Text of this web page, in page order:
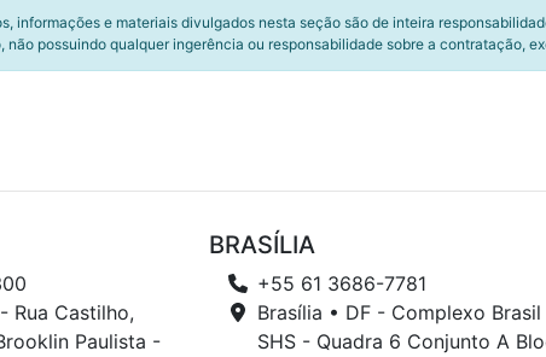
informações e materiais divulgados nesta seção são de inteira
não possuindo qualquer ingerência ou responsabilidade sobre a contratação,
Rua Castilho,
Paulista -
BRASÍLIA
+55 61 3686-7781
Brasília • DF - Complexo Brasil
SHS - Quadra 6 Conjunto A